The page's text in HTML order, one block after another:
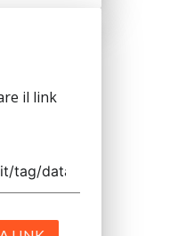
il link